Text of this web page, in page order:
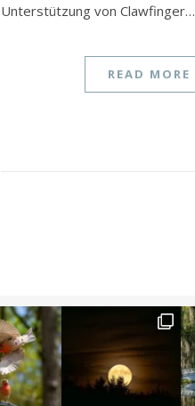
Unterstützung von Clawfinger…
READ MORE